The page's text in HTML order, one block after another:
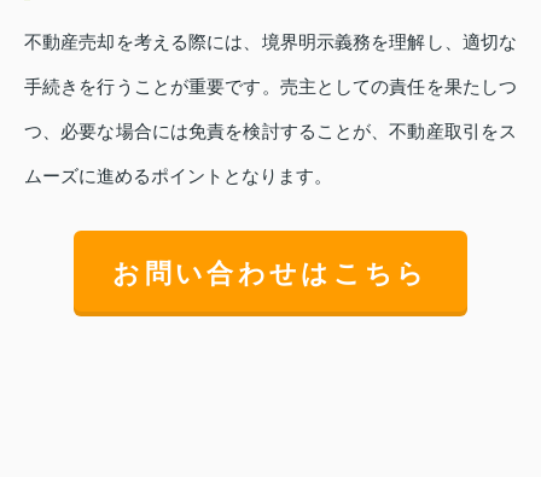
不動産売却を考える際には、境界明示義務を理解し、適切な
手続きを行うことが重要です。売主としての責任を果たしつ
つ、必要な場合には免責を検討することが、不動産取引をス
ムーズに進めるポイントとなります。
お問い合わせはこちら